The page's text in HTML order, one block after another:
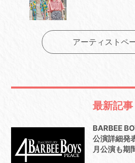
アーティストペ
最新記事
BARBEE
公演詳細発
月公演も期